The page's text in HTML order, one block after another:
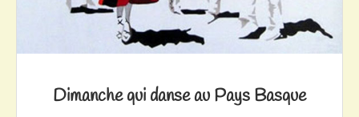
Dimanche qui danse au Pays Basque